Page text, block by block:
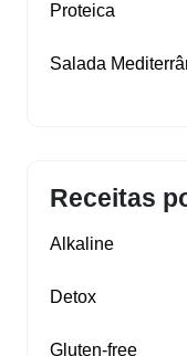
Proteica
Salada
Receitas
Alkaline
Detox
Gluten‑free